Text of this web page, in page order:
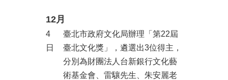
12月
4
日
臺北市政府文化局辦理「第22屆
臺北文化獎」，遴選出3位得主，
分別為財團法人台新銀行文化藝
術基金會、雷驤先生、朱安麗老